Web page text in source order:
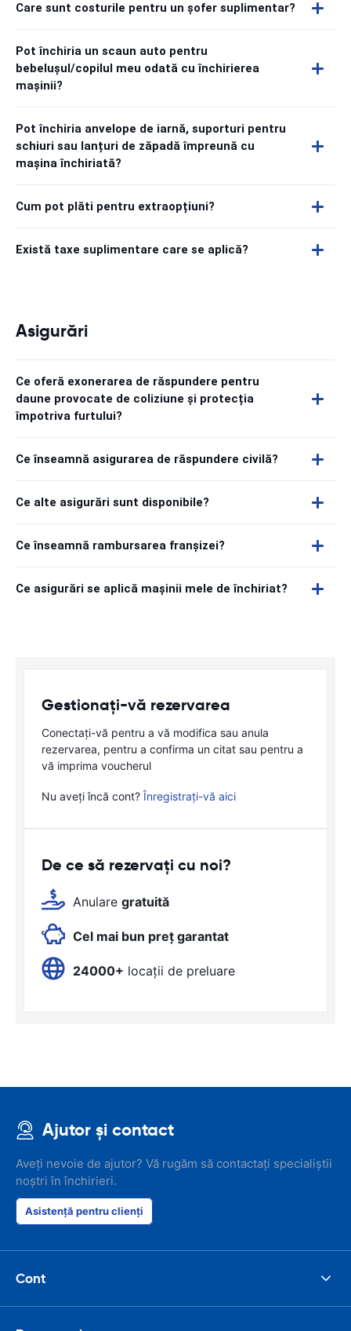
Care sunt costurile pentru un șofer suplimentar?
Pot închiria un scaun auto pentru
bebelușul/copilul meu odată cu închirierea
mașinii?
Pot închiria anvelope de iarnă, suporturi pentru
schiuri sau lanțuri de zăpadă împreună cu
mașina închiriată?
Cum pot plăti pentru extraopțiuni?
Există taxe suplimentare care se aplică?
Asigurări
Ce oferă exonerarea de răspundere pentru
daune provocate de coliziune și protecția
împotriva furtului?
Ce înseamnă asigurarea de răspundere civilă?
Ce alte asigurări sunt disponibile?
Ce înseamnă rambursarea franșizei?
Ce asigurări se aplică mașinii mele de închiriat?
Gestionați-vă rezervarea
Conectați-vă pentru a vă modifica sau anula
rezervarea, pentru a confirma un citat sau pentru a
vă imprima voucherul
Nu aveți încă cont? Înregistrați-vă aici
De ce să rezervați cu noi?
Anulare gratuită
Cel mai bun preț garantat
24000+ locații de preluare
Ajutor și contact
Aveți nevoie de ajutor? Vă rugăm să contactați specialiștii
noștri în închirieri.
Asistență pentru clienți
Cont